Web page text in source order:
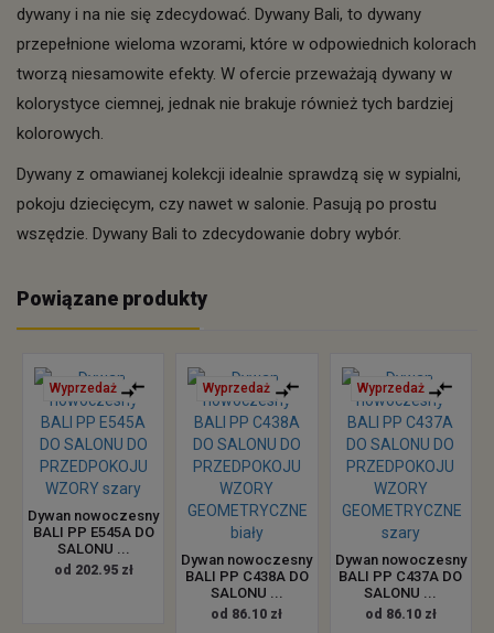
dywany i na nie się zdecydować. Dywany Bali, to dywany
przepełnione wieloma wzorami, które w odpowiednich kolorach
tworzą niesamowite efekty. W ofercie przeważają dywany w
kolorystyce ciemnej, jednak nie brakuje również tych bardziej
kolorowych.
Dywany z omawianej kolekcji idealnie sprawdzą się w sypialni,
pokoju dziecięcym, czy nawet w salonie. Pasują po prostu
wszędzie. Dywany Bali to zdecydowanie dobry wybór.
Powiązane produkty
Wyprzedaż
Dywan nowoczesny
BALI PP E545A DO
SALONU ...
od 202.95 zł
Wyprzedaż
Dywan nowoczesny
BALI PP C438A DO
SALONU ...
od 86.10 zł
Wyprzedaż
Dywan nowoczesny
BALI PP C437A DO
SALONU ...
od 86.10 zł